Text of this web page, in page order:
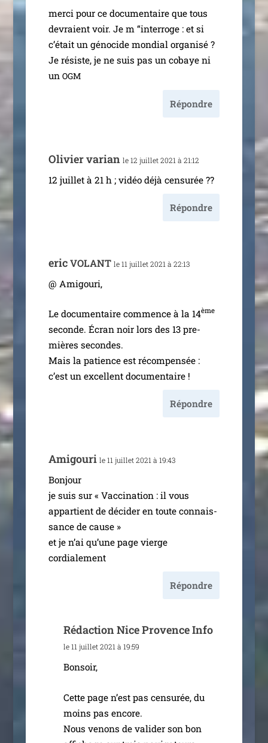
mer­ci pour ce docu­men­taire que tous
devraient voir. Je m “inter­roge : et si
c’é­tait un géno­cide mon­dial orga­ni­sé ?
Je résiste, je ne suis pas un cobaye ni
un OGM
Répondre
Olivier varian le 12 juillet 2021 à 21:12
12 juillet à 21 h ; vidéo déjà censurée ??
Répondre
ericVOLANT le 11 juillet 2021 à 22:13
@ Amigouri,
Le docu­men­taire com­mence à la 14ème
seconde. Écran noir lors des 13 pre­
mières secondes.
Mais la patience est récom­pen­sée :
c’est un excellent documentaire !
Répondre
Amigouri le 11 juillet 2021 à 19:43
Bonjour
je suis sur « Vaccination : il vous
appar­tient de déci­der en toute connais­
sance de cause »
et je n’ai qu’une page vierge
cordialement
Répondre
Rédaction Nice Provence Info
le 11 juillet 2021 à 19:59
Bonsoir,
Cette page n’est pas cen­su­rée, du
moins pas encore.
Nous venons de vali­der son bon